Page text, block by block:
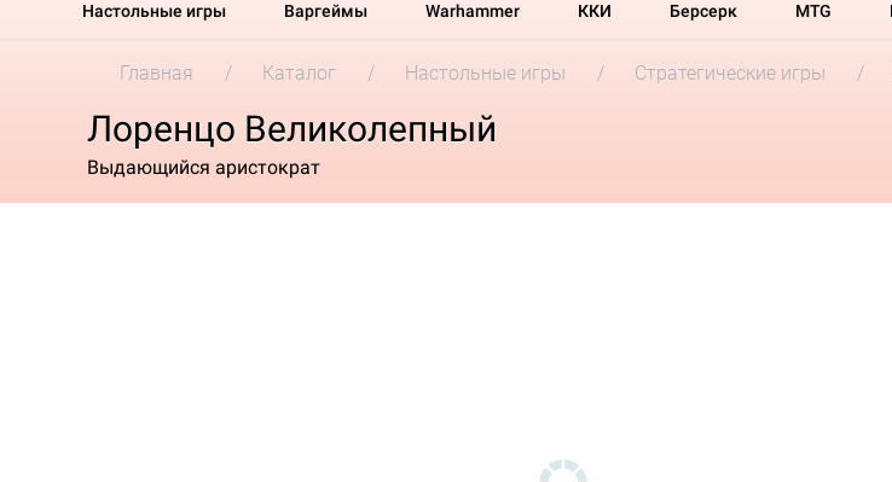
Настольные игры Варгеймы Warhammer ККИ Берсерк MTG
Главная Каталог Настольные игры Стратегические игры
Лоренцо Великолепный
Выдающийся аристократ